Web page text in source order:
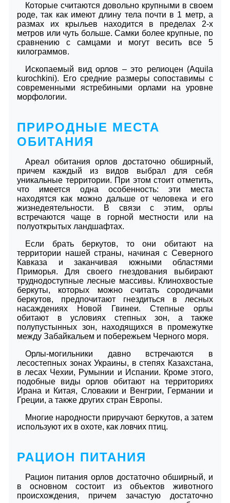
Которые считаются довольно крупными в своем
роде, так как имеют длину тела почти в 1 метр, а
размах их крыльев находится в пределах 2-х
метров или чуть больше. Самки более крупные, по
сравнению с самцами и могут весить все 5
килограммов.
Ископаемый вид орлов – это релиоцен (Aquila
kurochkini). Его средние размеры сопоставимы с
современными ястребиными орлами на уровне
морфологии.
ПРИРОДНЫЕ МЕСТА
ОБИТАНИЯ
Ареал обитания орлов достаточно обширный,
причем каждый из видов выбрал для себя
уникальные территории. При этом стоит отметить,
что имеется одна особенность: эти места
находятся как можно дальше от человека и его
жизнедеятельности. В связи с этим, орлы
встречаются чаще в горной местности или на
полуоткрытых ландшафтах.
Если брать беркутов, то они обитают на
территории нашей страны, начиная с Северного
Кавказа и заканчивая южными областями
Приморья. Для своего гнездования выбирают
труднодоступные лесные массивы. Клинохвостые
беркуты, которых можно считать сородичами
беркутов, предпочитают гнездиться в лесных
насаждениях Новой Гвинеи. Степные орлы
обитают в условиях степных зон, а также
полупустынных зон, находящихся в промежутке
между Забайкальем и побережьем Черного моря.
Орлы-могильники давно встречаются в
лесостепных зонах Украины, в степях Казахстана,
в лесах Чехии, Румынии и Испании. Кроме этого,
подобные виды орлов обитают на территориях
Ирана и Китая, Словакии и Венгрии, Германии и
Греции, а также других стран Европы.
Многие народности приручают беркутов, а затем
используют их в охоте, как ловчих птиц.
РАЦИОН ПИТАНИЯ
Рацион питания орлов достаточно обширный, и
в основном состоит из объектов животного
происхождения, причем зачастую достаточно